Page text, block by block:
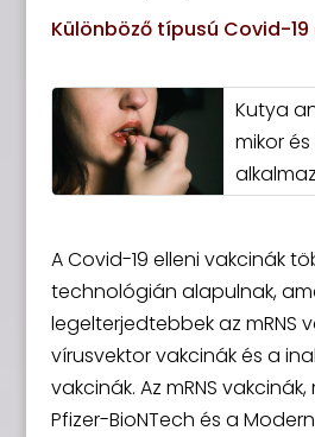
Különböző típusú Covid-
Kutya
mikor
A Covid-19 elleni vakcinák
technológián alapulnak,
legelterjedtebbek az mRNS
vírusvektor vakcinák és a
vakcinák. Az mRNS
Pfizer-BioNTech és a